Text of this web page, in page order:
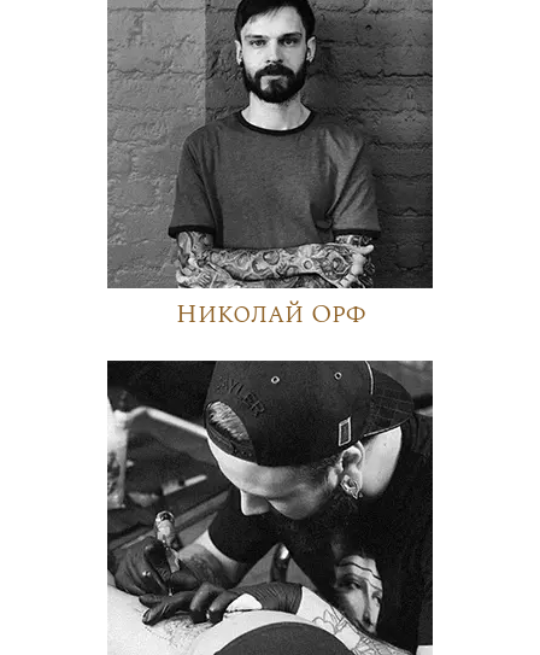
Николай Орф